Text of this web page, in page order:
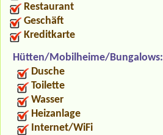
Restaurant
Geschäft
Kreditkarte
Hütten/Mobilheime/Bungalows:
Dusche
Toilette
Wasser
Heizanlage
Internet/WiFi